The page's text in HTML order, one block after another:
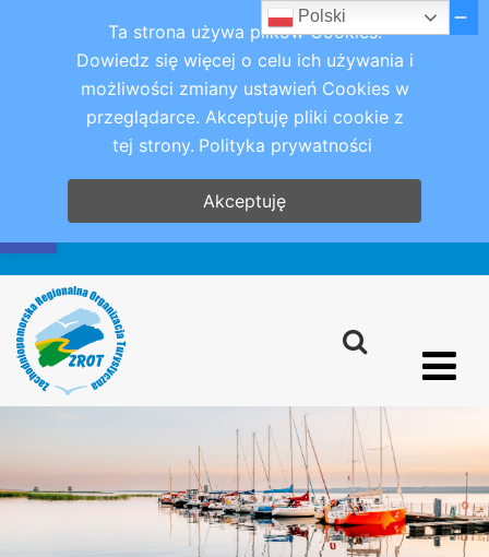
Otwórz pasek narzędzi
Polski
Ta strona używa plików Cookies.
Dowiedz się więcej o celu ich używania i
możliwości zmiany ustawień Cookies w
przeglądarce. Akceptuję pliki cookie z
tej strony. Polityka prywatności
Akceptuję